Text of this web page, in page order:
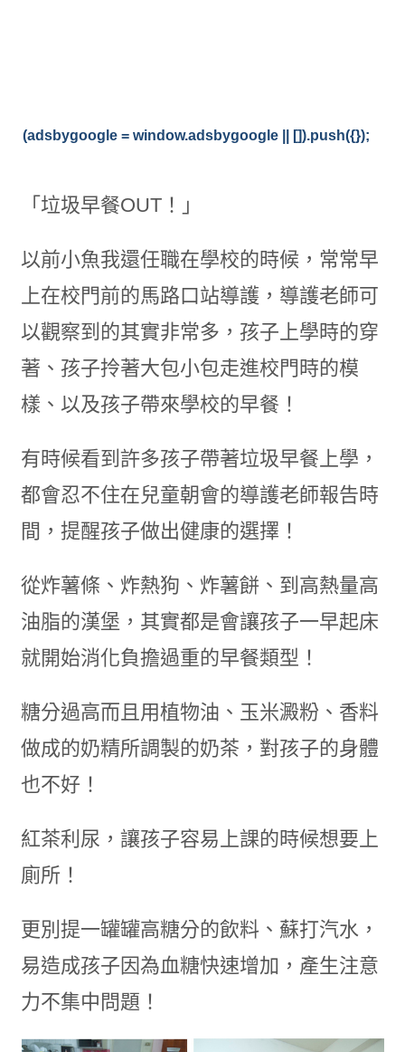
(adsbygoogle = window.adsbygoogle || []).push({});
「垃圾早餐OUT！」
以前小魚我還任職在學校的時候，常常早
上在校門前的馬路口站導護，導護老師可
以觀察到的其實非常多，孩子上學時的穿
著、孩子拎著大包小包走進校門時的模
樣、以及孩子帶來學校的早餐！
有時候看到許多孩子帶著垃圾早餐上學，
都會忍不住在兒童朝會的導護老師報告時
間，提醒孩子做出健康的選擇！
從炸薯條、炸熱狗、炸薯餅、到高熱量高
油脂的漢堡，其實都是會讓孩子一早起床
就開始消化負擔過重的早餐類型！
糖分過高而且用植物油、玉米澱粉、香料
做成的奶精所調製的奶茶，對孩子的身體
也不好！
紅茶利尿，讓孩子容易上課的時候想要上
廁所！
更別提一罐罐高糖分的飲料、蘇打汽水，
易造成孩子因為血糖快速增加，產生注意
力不集中問題！